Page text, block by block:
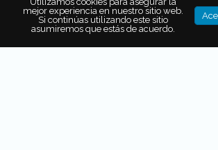
En el Valle de Cachemira, territorio
Pakistán y China
mejor experiencia en nuestro sitio web.
Si continúas utilizando este sitio
asumiremos que estás de acuerdo.